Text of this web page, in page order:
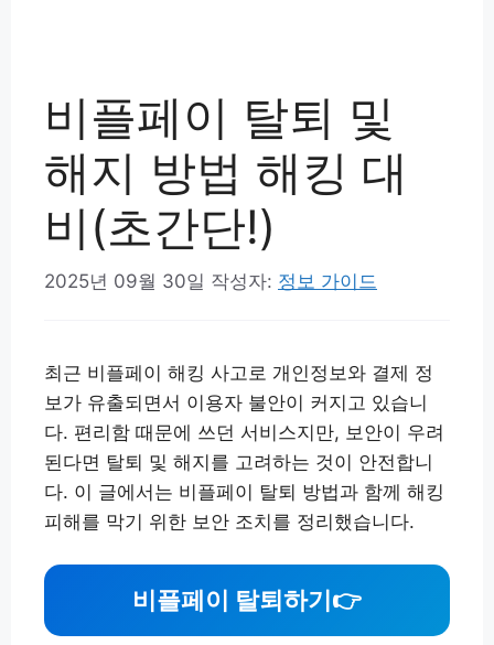
비플페이 탈퇴 및
해지 방법 해킹 대
비(초간단!)
2025년 09월 30일 작성자: 정보 가이드
최근 비플페이 해킹 사고로 개인정보와 결제 정
보가 유출되면서 이용자 불안이 커지고 있습니
다. 편리함 때문에 쓰던 서비스지만, 보안이 우려
된다면 탈퇴 및 해지를 고려하는 것이 안전합니
다. 이 글에서는 비플페이 탈퇴 방법과 함께 해킹
피해를 막기 위한 보안 조치를 정리했습니다.
비플페이 탈퇴하기👉